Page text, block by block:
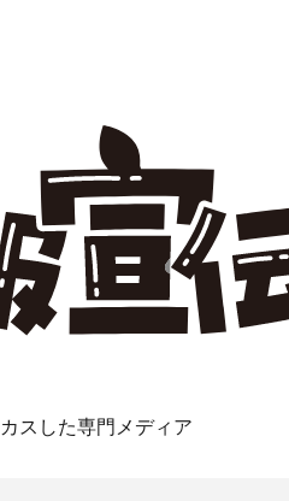
スした専門メディア